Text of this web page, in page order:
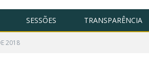
SESSÕES TRANSPARÊNCIA
2018